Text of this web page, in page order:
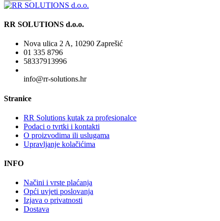
RR SOLUTIONS d.o.o.
Nova ulica 2 A, 10290 Zaprešić
01 335 8796
58337913996
info@rr-solutions.hr
Stranice
RR Solutions kutak za profesionalce
Podaci o tvrtki i kontakti
O proizvodima ili uslugama
Upravljanje kolačićima
INFO
Načini i vrste plaćanja
Opći uvjeti poslovanja
Izjava o privatnosti
Dostava